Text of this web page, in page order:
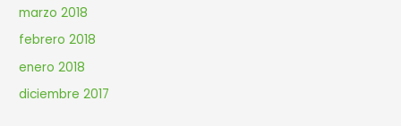
marzo 2018
febrero 2018
enero 2018
diciembre 2017